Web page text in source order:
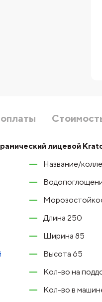
лицевой
Название/
Длина 250
Ширина 85
Высота 65
Кол-во на
Кол-во в